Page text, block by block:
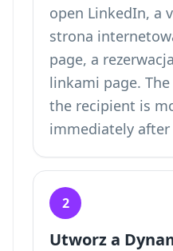
open LinkedIn, a
strona
page, a
linkami page.
the recipient is
immediately
2
Utworz a